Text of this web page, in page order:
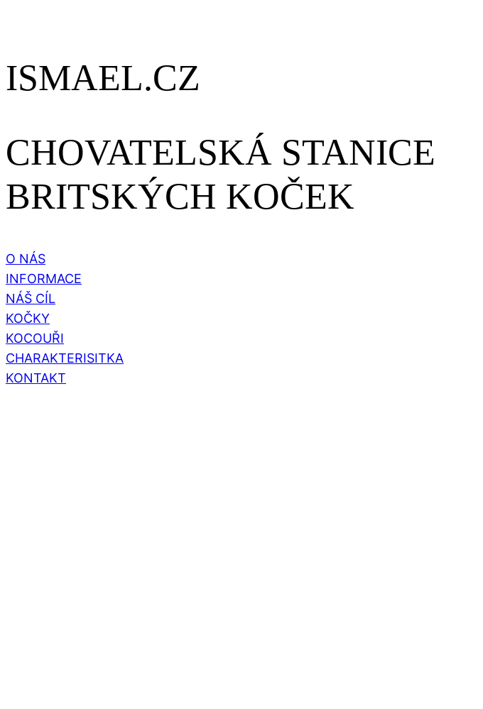
ISMAEL.CZ
CHOVATELSKÁ STANICE
BRITSKÝCH KOČEK
O NÁS
INFORMACE
NÁŠ CÍL
KOČKY
KOCOUŘI
CHARAKTERISITKA
KONTAKT